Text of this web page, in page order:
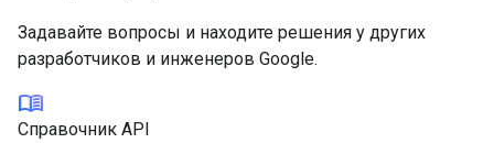
Задавайте вопросы и находите решения у других
разработчиков и инженеров Google.
menu_book
Справочник API